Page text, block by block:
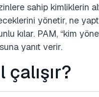
sahip kimliklerin
yönetir, ne
kılar. PAM, “kim
yanıt verir.
çalışır?